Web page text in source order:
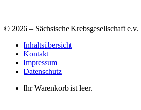
© 2026 – Sächsische Krebsgesellschaft e.v.
Inhaltsübersicht
Kontakt
Impressum
Datenschutz
Ihr Warenkorb ist leer.